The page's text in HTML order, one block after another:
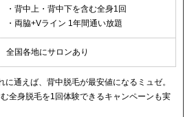
・背中上・背中下を含む全身1回
・両脇+Vライン 1年間通い放題
全国各地にサロンあり
通えば、背中脱毛が最安値になるミュゼ。
全身脱毛を1回体験できるキャンペーンも実